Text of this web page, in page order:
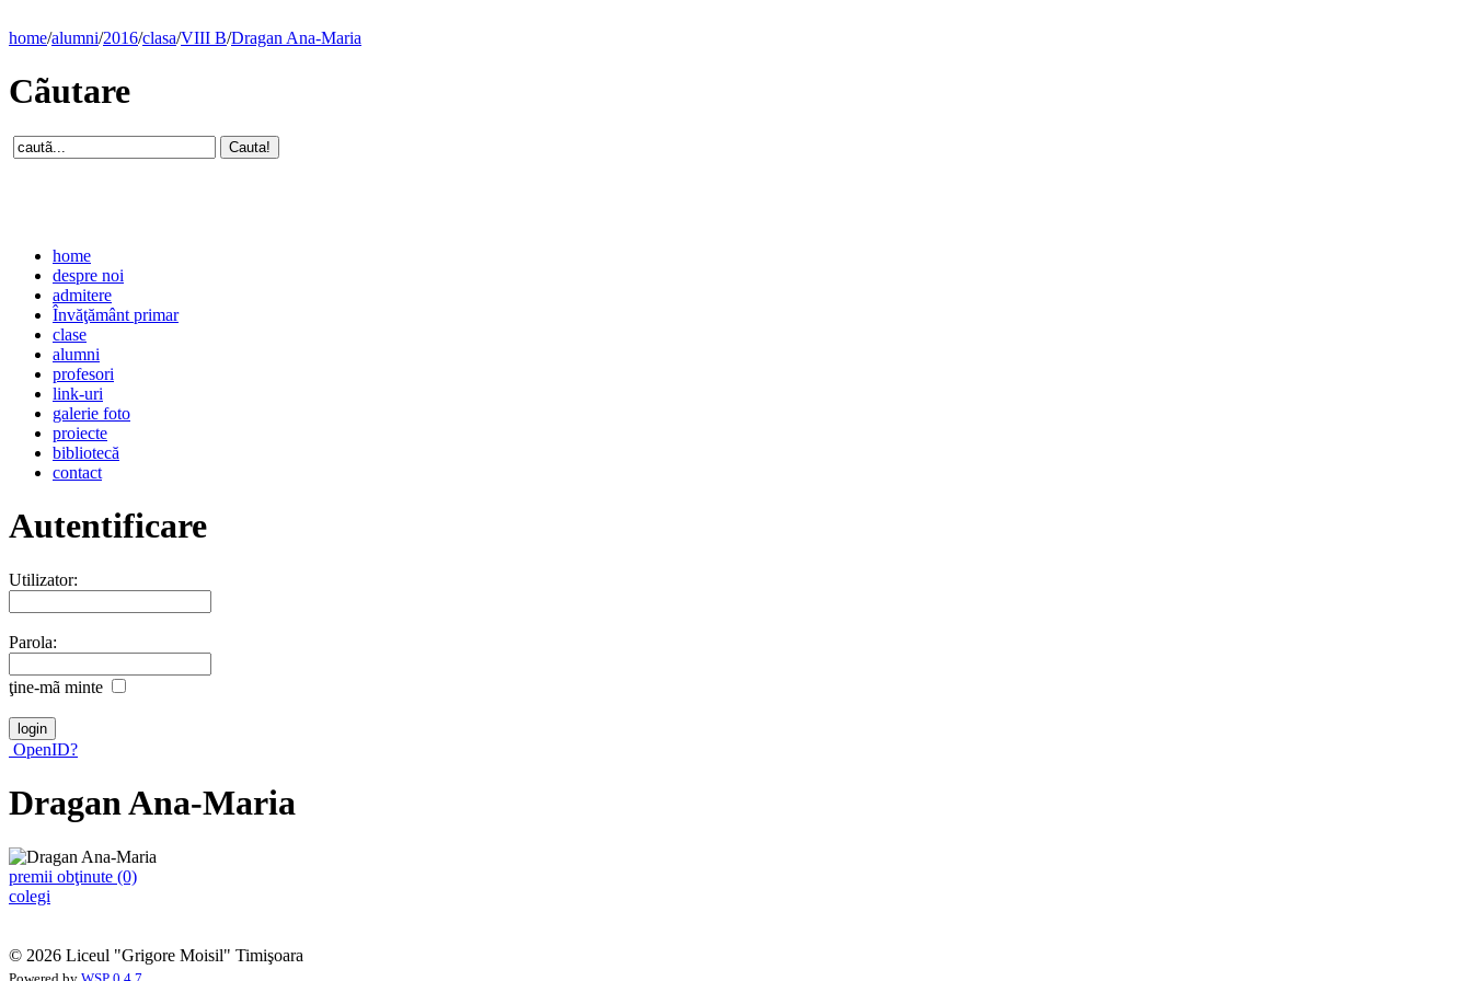
home/alumni/2016/clasa/VIII B/Dragan Ana-Maria
Cãutare
home
despre noi
admitere
Învăţământ primar
clase
alumni
profesori
link-uri
galerie foto
proiecte
bibliotecă
contact
Autentificare
Utilizator:
Parola:
ţine-mã minte
OpenID?
Dragan Ana-Maria
premii obţinute (0)
colegi
© 2026 Liceul "Grigore Moisil" Timişoara